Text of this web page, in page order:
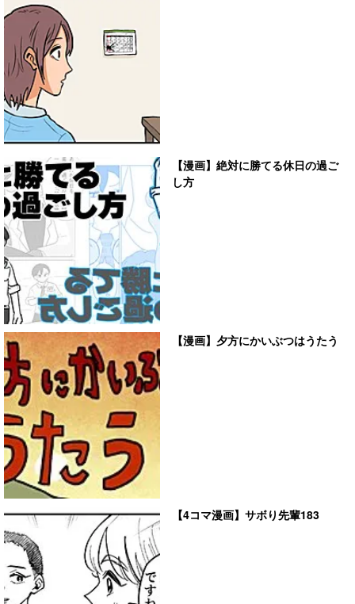
【漫画】絶対に勝てる休日の過ご
し方
【漫画】夕方にかいぶつはうたう
【4コマ漫画】サボり先輩183